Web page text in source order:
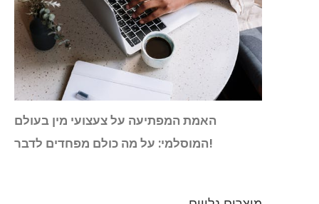
האמת המפתיעה על צעצועי מין בעולם
המוסלמי: על מה כולם מפחדים לדבר!